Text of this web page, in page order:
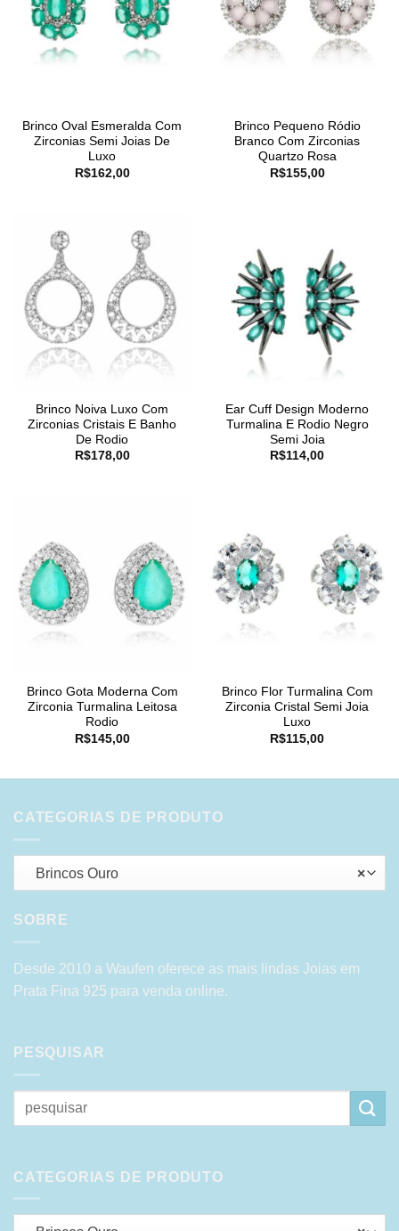
Brinco Oval Esmeralda Com
Zirconias Semi Joias De
Luxo
R$162,00
Brinco Pequeno Ródio
Branco Com Zirconias
Quartzo Rosa
R$155,00
Brinco Noiva Luxo Com
Zirconias Cristais E Banho
De Rodio
R$178,00
Ear Cuff Design Moderno
Turmalina E Rodio Negro
Semi Joia
R$114,00
Brinco Gota Moderna Com
Zirconia Turmalina Leitosa
Rodio
R$145,00
Brinco Flor Turmalina Com
Zirconia Cristal Semi Joia
Luxo
R$115,00
CATEGORIAS DE PRODUTO
×
Brincos Ouro
SOBRE
Desde 2010 a Waufen oferece as mais lindas Joias em
Prata Fina 925 para venda online.
PESQUISAR
Pesquisar
por:
CATEGORIAS DE PRODUTO